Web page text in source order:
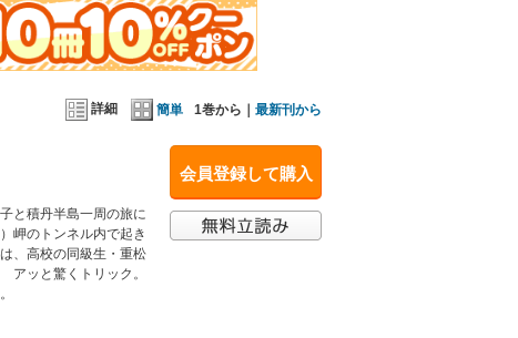
詳細 簡単 1巻から｜ 最新刊から
会員登録して購入
と積丹半島一周の旅に
岬のトンネル内で起き
、高校の同級生・重松
ッと驚くトリック。